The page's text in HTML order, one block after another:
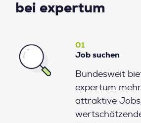
bei expertum
01
Job suchen
Bundesweit
expertum
attraktive Jobs